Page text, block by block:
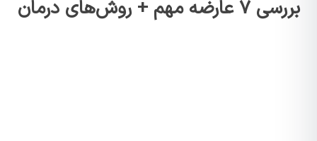
بررسی ۷ عارضه مهم + روش‌های درمان